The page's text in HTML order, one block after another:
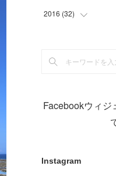
(1
(
(10
)
(
(12)
(2
(
(1)
2016 (32)
(
(19)
Facebookウィジ
Instagram